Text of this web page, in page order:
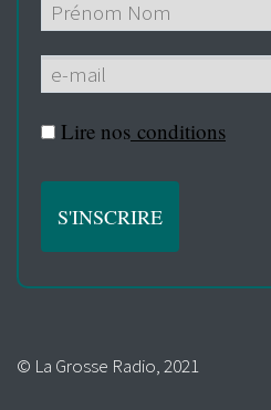
Lire nos conditions
© La Grosse Radio, 2021